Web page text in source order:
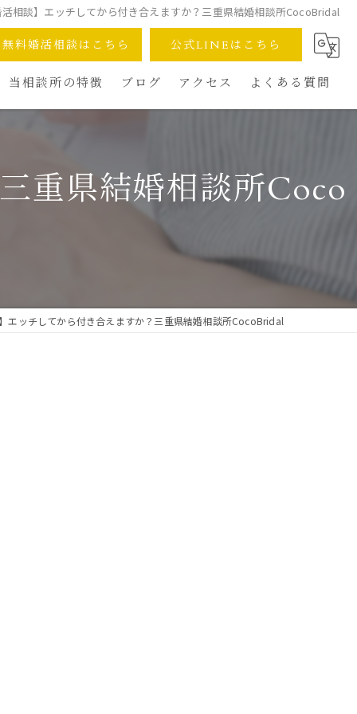
活相談】エッチしてから付き合えますか？三重県結婚相談所CocoBridal
無料婚活相談はこちら 公式LINEはこちら
当相談所の特徴
安心の少人数制
安さへのこだわり
ブログ アクセス よくある質問
重県結婚相談所Coco
】エッチしてから付き合えますか？三重県結婚相談所CocoBridal